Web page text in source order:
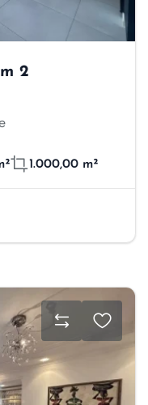
2
1.000,00 m²